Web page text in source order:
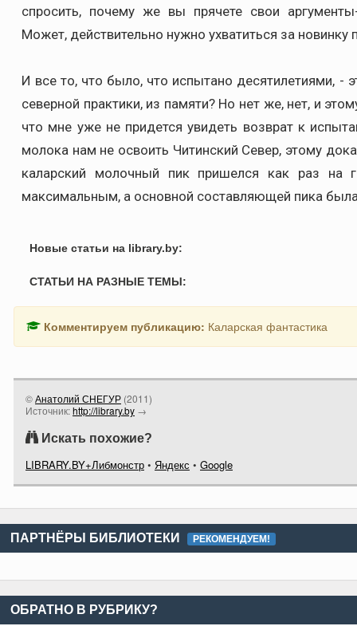
спросить, почему же вы прячете свои
Может, действительно нужно ухватиться за новинку
И все то, что было, что испытано десятилетиями, -
северной практики, из памяти? Но нет же, нет, и
что мне уже не придется увидеть возврат к
молока нам не освоить Читинский Север, этому
каларский молочный пик пришелся как раз на
максимальным, а основной составляющей пика
Новые статьи на library.by:
СТАТЬИ НА РАЗНЫЕ ТЕМЫ:
Комментируем публикацию: Каларская фантастика
©Анатолий СНЕГУР (2011)
Источник:http://library.by →
Искать похожие?
LIBRARY.BY+Либмонстр • Яндекс • Google
ПАРТНЁРЫ БИБЛИОТЕКИ РЕКОМЕНДУЕМ!
ОБРАТНО В РУБРИКУ?